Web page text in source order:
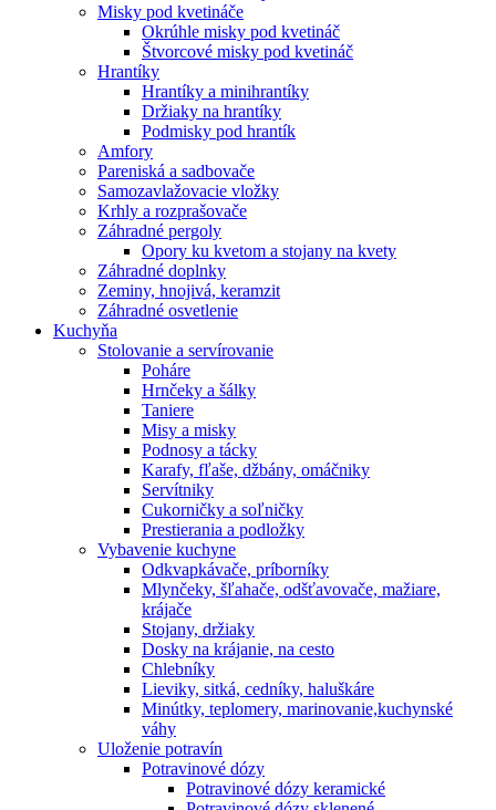
Misky pod kvetináče
Okrúhle misky pod kvetináč
Štvorcové misky pod kvetináč
Hrantíky
Hrantíky a minihrantíky
Držiaky na hrantíky
Podmisky pod hrantík
Amfory
Pareniská a sadbovače
Samozavlažovacie vložky
Krhly a rozprašovače
Záhradné pergoly
Opory ku kvetom a stojany na kvety
Záhradné doplnky
Zeminy, hnojivá, keramzit
Záhradné osvetlenie
Kuchyňa
Stolovanie a servírovanie
Poháre
Hrnčeky a šálky
Taniere
Misy a misky
Podnosy a tácky
Karafy, fľaše, džbány, omáčniky
Servítniky
Cukorničky a soľničky
Prestierania a podložky
Vybavenie kuchyne
Odkvapkávače, príborníky
Mlynčeky, šľahače, odšťavovače, mažiare,
krájače
Stojany, držiaky
Dosky na krájanie, na cesto
Chlebníky
Lieviky, sitká, cedníky, haluškáre
Minútky, teplomery, marinovanie,kuchynské
váhy
Uloženie potravín
Potravinové dózy
Potravinové dózy keramické